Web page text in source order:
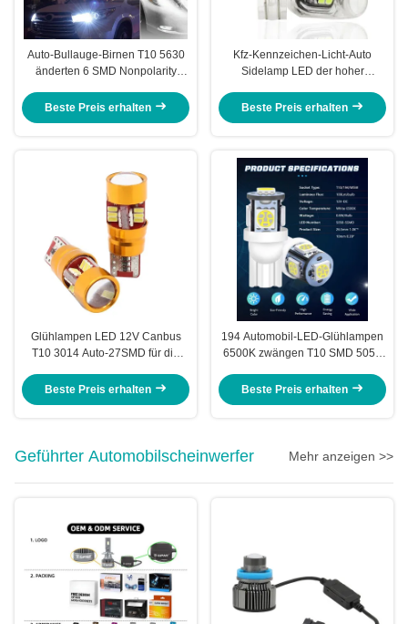
Auto-Bullauge-Birnen T10 5630
änderten 6 SMD Nonpolarity
Beste Preis erhalten
Kfz-Kennzeichen-Licht-Auto
Sidelamp LED der hoher
Glühlampe-T10 3030 5SMD
Beste Preis erhalten
Glühlampen LED 12V Canbus
T10 3014 Auto-27SMD für die
Reserve-Licht liest
Beste Preis erhalten
194 Automobil-LED-Glühlampen
6500K zwängen T10 SMD 5050
Beste Preis erhalten
Geführter Automobilscheinwerfer Mehr anzeigen >>